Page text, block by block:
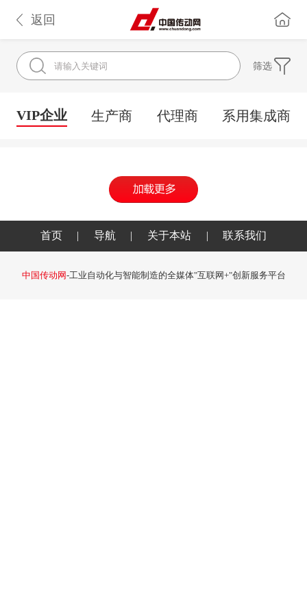
返回
筛选
VIP企业 生产商 代理商 系用集成商
首页 | 导航 | 关于本站 | 联系我们
中国传动网-工业自动化与智能制造的全媒体"互联网+"创新服务平台